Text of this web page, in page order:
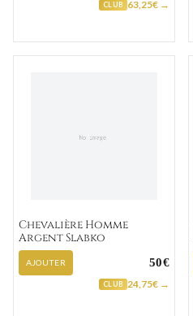
CLUB 63,25€ →
Chevalière Homme
Argent Slabko
AJOUTER 50€
CLUB 24,75€ →